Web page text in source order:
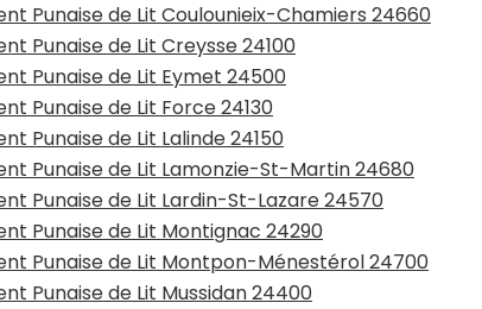
Punaise de Lit Coulounieix-Chamiers 24660
Punaise de Lit Creysse 24100
Punaise de Lit Eymet 24500
Punaise de Lit Force 24130
Punaise de Lit Lalinde 24150
Punaise de Lit Lamonzie-St-Martin 24680
Punaise de Lit Lardin-St-Lazare 24570
Punaise de Lit Montignac 24290
Punaise de Lit Montpon-Ménestérol 24700
Punaise de Lit Mussidan 24400